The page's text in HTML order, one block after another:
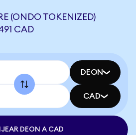
(ONDO TOKENIZED)
CAD
DEON
CAD
DEON A CAD